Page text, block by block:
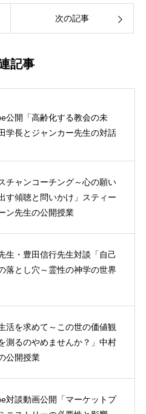
次の記事
記事
公開「高齢化する教会の未
学長とジャンカー先生の対話
チャンコーチング～心の願い
す傾聴と問いかけ」スティー
ン先生の公開授業
生・豊田信行先生対談「自己
落とし穴～霊性の神学の世界
活を求めて～この世の価値観
測るのやめませんか？」中村
公開授業
対談動画公開「マーケットプ